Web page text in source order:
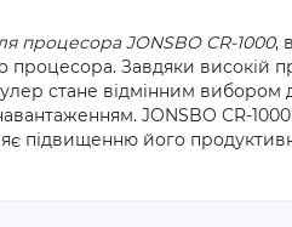
процесора JONSBO CR-1000,
Завдяки високій
стане відмінним вибором
JONSBO CR-
підвищенню його